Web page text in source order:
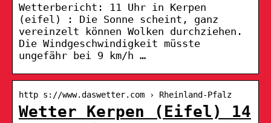
Wetterbericht: 11 Uhr in Kerpen
(eifel) : Die Sonne scheint, ganz
vereinzelt können Wolken durchziehen.
Die Windgeschwindigkeit müsste
ungefähr bei 9 km/h …
http s://www.daswetter.com › Rheinland-Pfalz
Wetter Kerpen (Eifel) 14